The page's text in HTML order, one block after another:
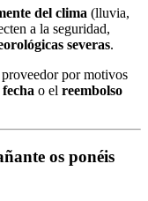
del clima (lluvia,
a la seguridad,
severas.
por motivos
o el reembolso
os ponéis